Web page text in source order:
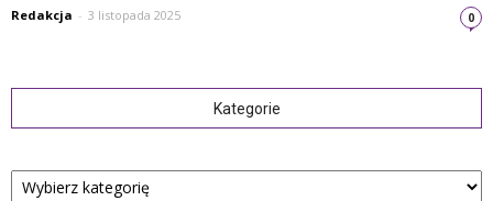
Redakcja - 3 listopada 2025 0
Kategorie
Kategorie